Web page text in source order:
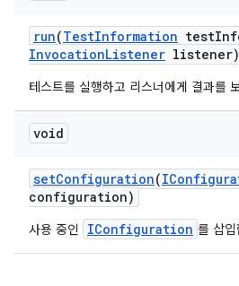
run(TestInformation test
InvocationListener listener)
테스트를 실행하고 리스너에게 결과를
void
setConfiguration(
configuration)
사용 중인 IConfiguration 를 삽